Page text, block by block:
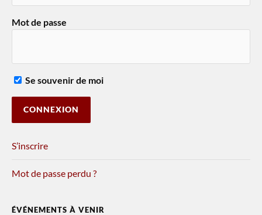
Mot de passe
Se souvenir de moi
S’inscrire
Mot de passe perdu ?
ÉVÉNEMENTS À VENIR